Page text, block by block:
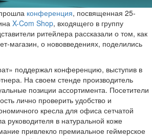
конференция, посвященная 25-
X-Com Shop, входящего в группу
ритейлера рассказали о том, как
магазин, о нововведениях, поделились
поддержал конференцию, выступив в
На своем стенде производитель
позиции ассортимента. Посетители
лично проверить удобство и
кресла для офиса сетчатой
руководителя в натуральной коже
привлекло премиальное геймерское